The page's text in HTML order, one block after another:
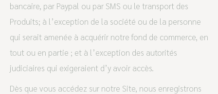
bancaire, par Paypal ou par SMS ou le transport des
Produits; à l’exception de la société ou de la personne
qui serait amenée à acquérir notre fond de commerce, en
tout ou en partie ; et à l’exception des autorités
judiciaires qui exigeraient d’y avoir accès.
Dès que vous accédez sur notre Site, nous enregistrons